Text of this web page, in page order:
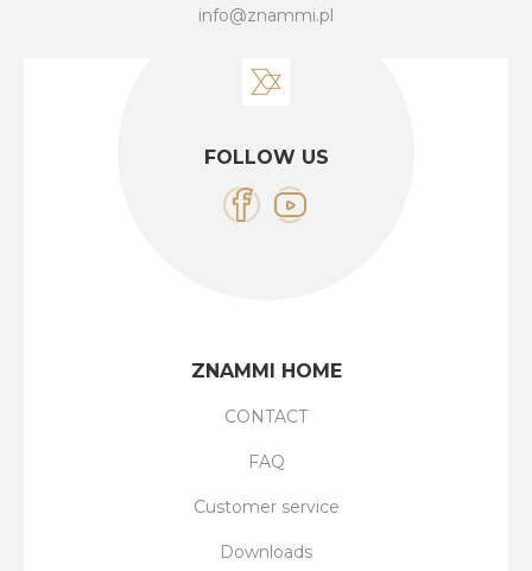
info@znammi.pl
FOLLOW US
ZNAMMI HOME
CONTACT
FAQ
Customer service
Downloads